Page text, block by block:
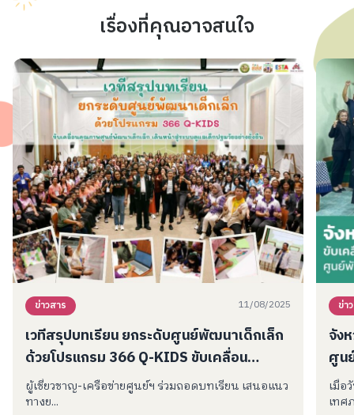
เรื่องที่คุณอาจสนใจ
ข่าวสาร 11/08/2025
เวทีสรุปบทเรียน ยกระดับศูนย์พัฒนาเด็กเล็ก
ด้วยโปรแกรม 366 Q-KIDS ขับเคลื่อน
คุณภาพศูนย์พัฒนาเด็กเล็ก เดินหน้าสู่ระบบ
ดูแลเด็กปฐมวัยอย่างยั่งยืน
ผู้เชี่ยวชาญ-เครือข่ายศูนย์ฯ ร่วมถอดบทเรียน เสนอแนว
ทางย...
ข่า
จัง
ศูน
เมื่อ
เทศ